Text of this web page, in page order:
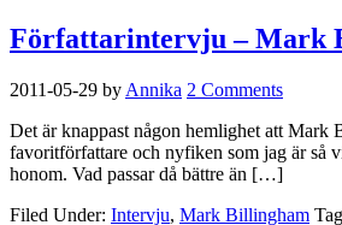
Författarintervju – Mark
2011-05-29 by Annika 2 Comments
Det är knappast någon hemlighet att Mark
favoritförfattare och nyfiken som jag är så
honom. Vad passar då bättre än […]
Filed Under: Intervju, Mark Billingham